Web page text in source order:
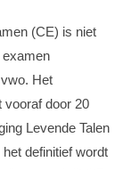
(CE) is niet
examen
Het
vooraf door 20
Levende Talen
definitief wordt